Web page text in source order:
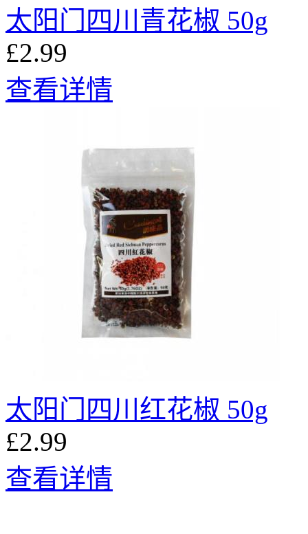
太阳门四川青花椒 50g
£2.99
查看详情
太阳门四川红花椒 50g
£2.99
查看详情